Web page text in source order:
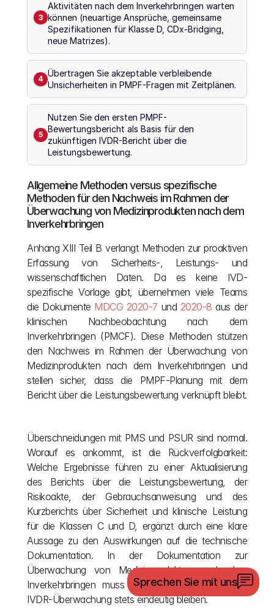
3
Aktivitäten nach dem Inverkehrbringen warten
können (neuartige Ansprüche, gemeinsame
Spezifikationen für Klasse D, CDx-Bridging,
neue Matrizes).
4
Übertragen Sie akzeptable verbleibende
Unsicherheiten in PMPF-Fragen mit Zeitplänen.
5
Nutzen Sie den ersten PMPF-
Bewertungsbericht als Basis für den
zukünftigen IVDR-Bericht über die
Leistungsbewertung.
Allgemeine Methoden versus spezifische
Methoden für den Nachweis im Rahmen der
Überwachung von Medizinprodukten nach dem
Inverkehrbringen
Anhang XIII Teil B verlangt Methoden zur proaktiven
Erfassung von Sicherheits-, Leistungs- und
wissenschaftlichen Daten. Da es keine IVD-
spezifische Vorlage gibt, übernehmen viele Teams
die Dokumente MDCG 2020-7 und 2020-8 aus der
klinischen Nachbeobachtung nach dem
Inverkehrbringen (PMCF). Diese Methoden stützen
den Nachweis im Rahmen der Überwachung von
Medizinprodukten nach dem Inverkehrbringen und
stellen sicher, dass die PMPF-Planung mit dem
Bericht über die Leistungsbewertung verknüpft bleibt.
Überschneidungen mit PMS und PSUR sind normal.
Worauf es ankommt, ist die Rückverfolgbarkeit:
Welche Ergebnisse führen zu einer Aktualisierung
des Berichts über die Leistungsbewertung, der
Risikoakte, der Gebrauchsanweisung und des
Kurzberichts über Sicherheit und klinische Leistung
für die Klassen C und D, ergänzt durch eine klare
Aussage zu den Auswirkungen auf die technische
Dokumentation. In der Dokumentation zur
Überwachung von Medizinprodukten nach dem
Inverkehrbringen muss die Rückverfolgbarkeit der
IVDR-Überwachung stets eindeutig bleiben.
Sprechen Sie mit uns